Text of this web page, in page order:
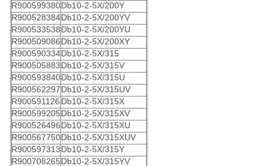
R900599380Db10-2-5X/200Y
R900528384Db10-2-5X/200YV
R900533538Db10-2-5X/200YU
R900509086Db10-2-5X/200XY
R900590334Db10-2-5X/315
R900505883Db10-2-5X/315V
R900593840Db10-2-5X/315U
R900562297Db10-2-5X/315UV
R900591126 Db10-2-5X/315X
R900599205Db10-2-5X/315XV
R900526496Db10-2-5X/315XU
R900567750Db10-2-5X/315XUV
R900597313Db10-2-5X/315Y
R900708265Db10-2-5X/315YV